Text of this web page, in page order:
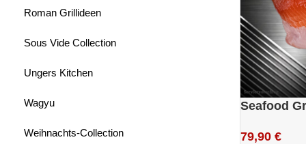
Roman Grillideen
Sous Vide Collection
Ungers Kitchen
Wagyu
Weihnachts-Collection
Seafood
79,90 €